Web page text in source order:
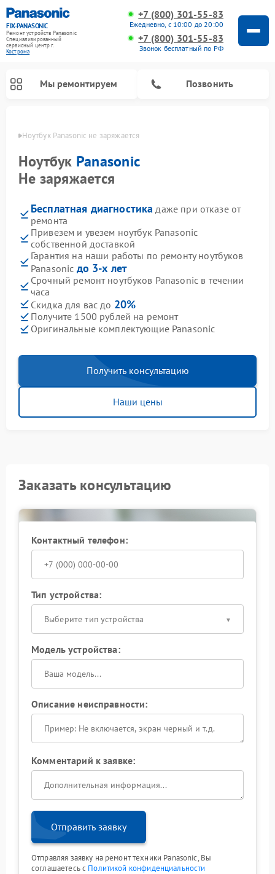
FIX-PANASONIC
Ремонт устройств Panasonic
Специализированный
cервисный центр г.
Кострома
+7 (800) 301-55-83
Ежедневно, с 10:00 до 20:00
+7 (800) 301-55-83
Звонок бесплатный по РФ
Мы ремонтируем Позвонить
Ноутбук Panasonic не заряжается
Ноутбук Panasonic
Не заряжается
Бесплатная диагностика даже при отказе от
ремонта
Привезем и увезем ноутбук Panasonic
собственной доставкой
Гарантия на наши работы по ремонту ноутбуков
Panasonic до 3-х лет
Срочный ремонт ноутбуков Panasonic в течении
часа
Скидка для вас до 20%
Получите 1500 рублей на ремонт
Оригинальные комплектующие Panasonic
Получить консультацию
Наши цены
Заказать консультацию
Контактный телефон:
Тип устройства:
Выберите тип устройства
Модель устройства:
Описание неисправности:
Комментарий к заявке:
Отправить заявку
Отправляя заявку на ремонт техники Panasonic, Вы
соглашаетесь с Политикой конфиденциальности